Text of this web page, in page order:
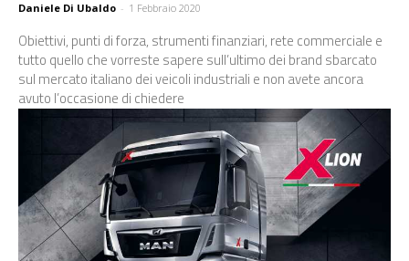
Daniele Di Ubaldo - 1 Febbraio 2020
Obiettivi, punti di forza, strumenti finanziari, rete commerciale e
tutto quello che vorreste sapere sull’ultimo dei brand sbarcato
sul mercato italiano dei veicoli industriali e non avete ancora
avuto l’occasione di chiedere